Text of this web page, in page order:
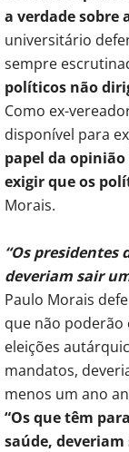
a verdade sobre
universitário
sempre
políticos não
Como ex-
disponível para
papel da
exigir que os
Morais.
“Os presidentes
deveriam sair
Paulo Morais
que não poderão
eleições
mandatos,
menos um ano
“Os que têm
saúde,